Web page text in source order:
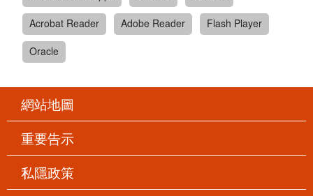
Acrobat Reader
Adobe Reader
Flash Player
Oracle
網站地圖
重要告示
私隱政策